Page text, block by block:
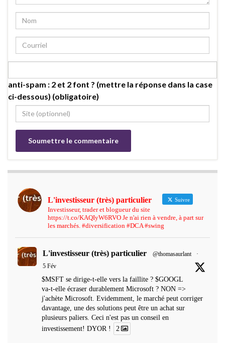
anti-spam : 2 et 2 font ? (mettre la réponse dans la case
ci-dessous) (obligatoire)
L'investisseur (très) particulier Suivre
Investisseur, trader et blogueur du site
https://t.co/KAQIyW6RVO Je n'ai rien à vendre, à part sur
les marchés. #diversification #DCA #swing
L'investisseur (très) particulier @thomasaurlant
·
5 Fév
$MSFT se dirige-t-elle vers la faillite ? $GOOGL
va-t-elle écraser durablement Microsoft ? NON =>
j'achète Microsoft. Evidemment, le marché peut corriger
davantage, une des solutions peut être un achat sur
plusieurs paliers. Ceci n'est pas un conseil en
investissement! DYOR !
2